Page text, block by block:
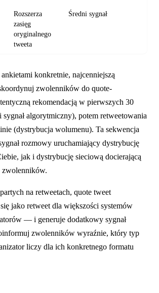
Rozszerza
zasięg
oryginalnego
tweeta
Średni sygnał
konkretnie, najcenniejszą
zwolenników do quote-
rekomendacją w pierwszych 30
algorytmiczny), potem retweetowania
(dystrybucja wolumenu). Ta sekwencja
rozmowy uruchamiający dystrybucję
jak i dystrybucję sieciową docierającą
zwolenników.
na retweetach, quote tweet
jako retweet dla większości systemów
— i generuje dodatkowy sygnał
zwolenników wyraźnie, który typ
liczy dla ich konkretnego formatu